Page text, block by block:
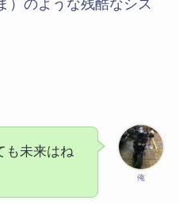
）のような残酷なシス
俺
も未来はね